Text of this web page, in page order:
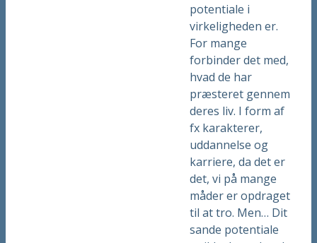
potentiale i
virkeligheden er.
For mange
forbinder det med,
hvad de har
præsteret gennem
deres liv. I form af
fx karakterer,
uddannelse og
karriere, da det er
det, vi på mange
måder er opdraget
til at tro. Men… Dit
sande potentiale